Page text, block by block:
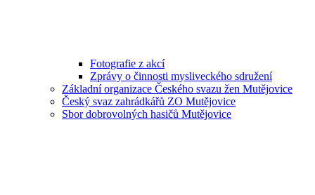
Fotografie z akcí
Zprávy o činnosti mysliveckého sdružení
Základní organizace Českého svazu žen Mutějovice
Český svaz zahrádkářů ZO Mutějovice
Sbor dobrovolných hasičů Mutějovice